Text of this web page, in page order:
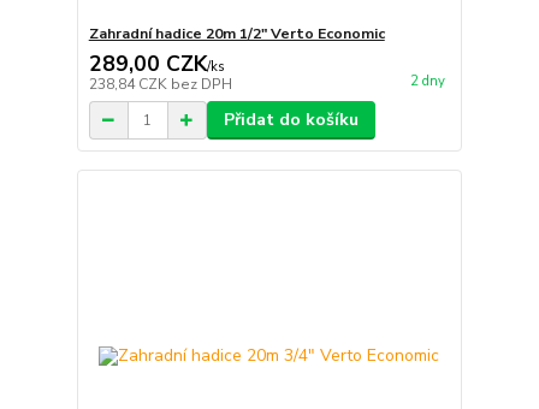
Zahradní hadice 20m 1/2" Verto Economic
289,00 CZK/ks
238,84 CZK bez DPH 2 dny
Přidat do košíku